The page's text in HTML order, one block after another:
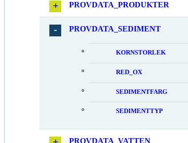
PROVDATA_PRODUKTER
PROVDATA_SEDIMENT
KORNSTORLEK
RED_OX
SEDIMENTFARG
SEDIMENTTYP
PROVDATA_VATTEN